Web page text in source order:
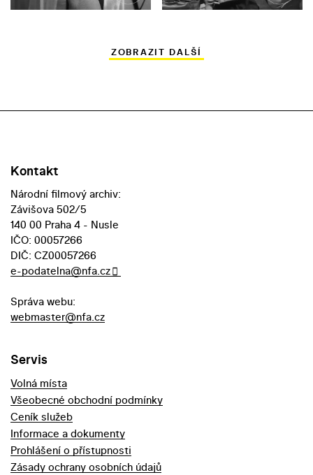
ZOBRAZIT DALŠÍ
Kontakt
Národní filmový archiv:
Závišova 502/5
140 00 Praha 4 - Nusle
IČO: 00057266
DIČ: CZ00057266
e-podatelna@nfa.cz
Správa webu:
webmaster@nfa.cz
Servis
Volná místa
Všeobecné obchodní podmínky
Ceník služeb
Informace a dokumenty
Prohlášení o přístupnosti
Zásady ochrany osobních údajů